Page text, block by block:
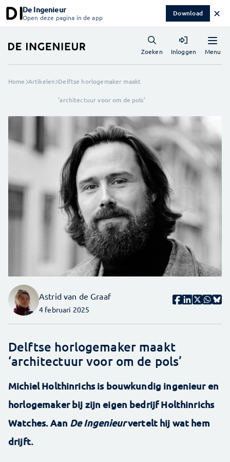
De Ingenieur
Open deze pagina in de app Download ✕
Menu
Zoeken Inloggen
Home Artikelen Delftse horlogemaker maakt
‘architectuur voor om de pols’
Astrid van de Graaf
4 februari 2025
Delftse horlogemaker maakt
‘architectuur voor om de pols’
Michiel Holthinrichs is bouwkundig ingenieur en
horlogemaker bij zijn eigen bedrijf Holthinrichs
Watches. Aan De Ingenieurvertelt hij wat hem
drijft.